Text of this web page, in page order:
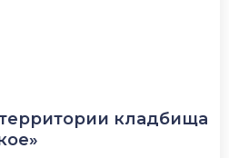
кладбища